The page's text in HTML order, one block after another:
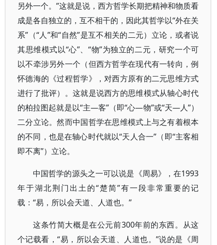
另外一个。”这就是说，西方哲学长期把精神和物质看
成是各自独立的，互不相干的，因此其哲学以“外在关
系”（“人”和“自然”是互不相关的二元）立论，或者说
其思维模式以“心”、“物”为独立的二元，研究一个可
以不牵涉另外一个（但西方哲学在现代有一转向，例
怀德海的《过程哲学》，对西方原有的二元思维方式
进行了批评）。这就是说西方的思维模式从轴心时代
的柏拉图起就是以“主—客”（即“心—物”或“天—人”）
二分立论。然而中国哲学在思维模式上与之有着根本
的不同，也是在轴心时代就以“天人合一”（即“主客相
即不离”）立论。
中国哲学的源头之一可以说是《周易》，在1993
年于湖北荆门出土的“楚简”有一段非常重要的记
载：“易，所以会天道、人道也。”
这条竹简大概是在公元前300年前的东西。从这
个记载看，“易，所以会天道、人道也。”说的是《周